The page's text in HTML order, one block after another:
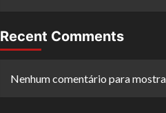
Recent Comments
Nenhum comentário para